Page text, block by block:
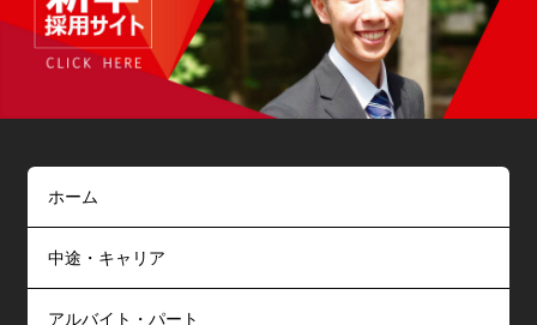
ホーム
中途・キャリア
アルバイト・パート